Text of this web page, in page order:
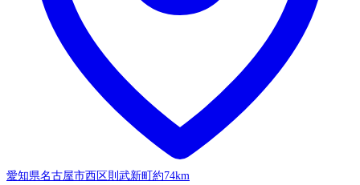
愛知県名古屋市西区則武新町 約74km